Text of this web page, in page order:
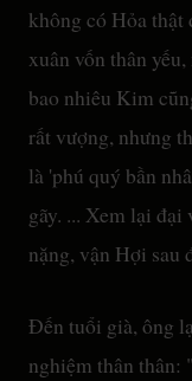
không có Hỏa
xuân vốn thân
bao nhiêu Kim
rất vượng, nhưng
là 'phú quý bần
gãy. ... Xem lại
nặng, vận Hợi sau
Đến tuổi già, ông
nghiệm thân thân: